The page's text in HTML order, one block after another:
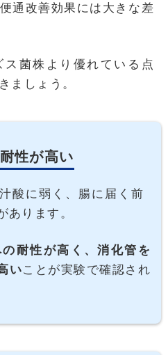
通改善効果には大きな差
ス菌株より優れている点
ましょう。
性が高い
酸に弱く、腸に届く前
あります。
耐性が高く、消化管を
いことが実験で確認され